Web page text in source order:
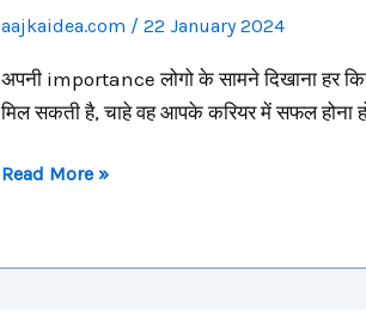
aajkaidea.com / 22 January 2024
अपनी importance लोगो के सामने दिखाना हर
मिल सकती है, चाहे वह आपके करियर में सफल होना
Read More »